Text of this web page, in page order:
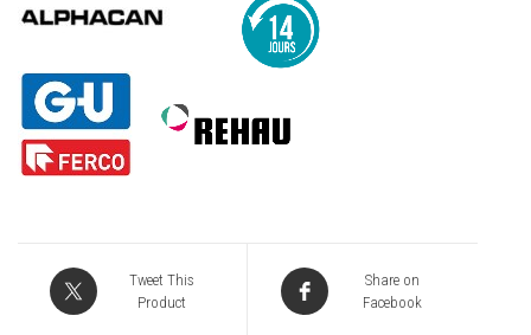
Tweet This
Product
Share on
Facebook